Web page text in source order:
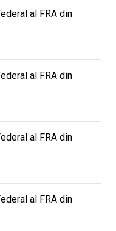
al FRA din
al FRA din
al FRA din
al FRA din